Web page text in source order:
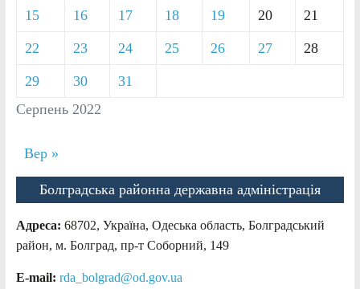
Серпень 2022
15 16 17 18 19 20 21
22 23 24 25 26 27 28
29 30 31
Вер »
Болградська районна державна адміністрація
Адреса: 68702, Україна, Одеська область, Болградський
район, м. Болград, пр-т Соборний, 149
E-mail: rda_bolgrad@od.gov.ua